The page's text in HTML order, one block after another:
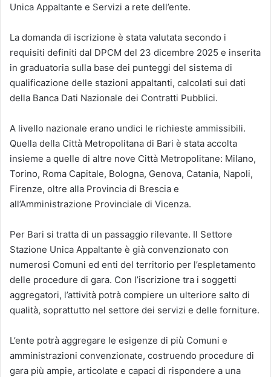
Unica Appaltante e Servizi a rete dell’ente.
La domanda di iscrizione è stata valutata secondo i
requisiti definiti dal DPCM del 23 dicembre 2025 e inserita
in graduatoria sulla base dei punteggi del sistema di
qualificazione delle stazioni appaltanti, calcolati sui dati
della Banca Dati Nazionale dei Contratti Pubblici.
A livello nazionale erano undici le richieste ammissibili.
Quella della Città Metropolitana di Bari è stata accolta
insieme a quelle di altre nove Città Metropolitane: Milano,
Torino, Roma Capitale, Bologna, Genova, Catania, Napoli,
Firenze, oltre alla Provincia di Brescia e
all’Amministrazione Provinciale di Vicenza.
Per Bari si tratta di un passaggio rilevante. Il Settore
Stazione Unica Appaltante è già convenzionato con
numerosi Comuni ed enti del territorio per l’espletamento
delle procedure di gara. Con l’iscrizione tra i soggetti
aggregatori, l’attività potrà compiere un ulteriore salto di
qualità, soprattutto nel settore dei servizi e delle forniture.
L’ente potrà aggregare le esigenze di più Comuni e
amministrazioni convenzionate, costruendo procedure di
gara più ampie, articolate e capaci di rispondere a una